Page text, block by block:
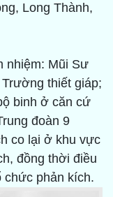
Long Thành,
nhiệm: Mũi Sư
thiết giáp;
binh ở căn cứ
đoàn 9
co lại ở khu vực
đồng thời điều
phản kích.